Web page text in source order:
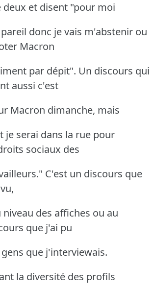
deux et disent "pour moi
donc je vais m'abstenir ou
Macron
par dépit". Un discours qui
aussi c'est
Macron dimanche, mais
je serai dans la rue pour
sociaux des
C'est un discours que
niveau des affiches ou au
que j'ai pu
que j'interviewais.
la diversité des profils